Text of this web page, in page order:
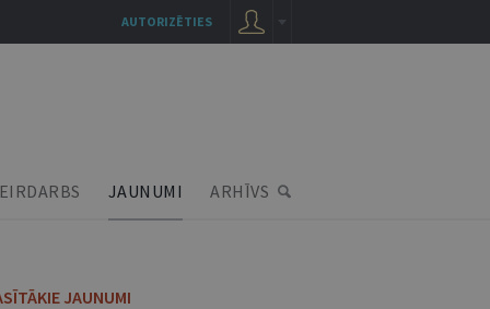
JAUNUMI ARHĪVS
JAUNUMI
AUTORIZĒTIES